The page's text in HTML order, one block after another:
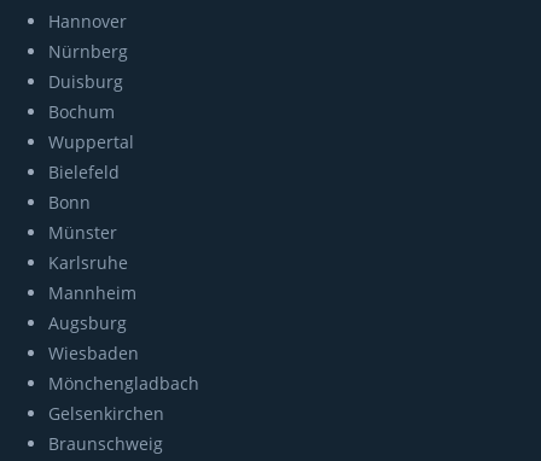
Hannover
Nürnberg
Duisburg
Bochum
Wuppertal
Bielefeld
Bonn
Münster
Karlsruhe
Mannheim
Augsburg
Wiesbaden
Mönchengladbach
Gelsenkirchen
Braunschweig